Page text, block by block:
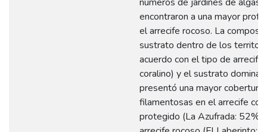
encontraron a una mayor
el arrecife rocoso. La
sustrato dentro de los
acuerdo con el tipo de arrecife
coralino) y el sustrato
presentó una mayor cobertura
filamentosas en el arrecife
protegido (La Azufrada: 52%)